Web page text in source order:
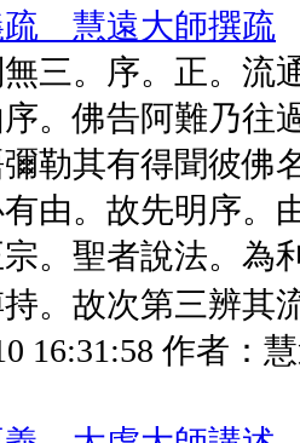
疏 慧遠大師撰疏
三。序。正。流
。佛告阿難乃往
勒其有得聞彼佛
由。故先明序。
。聖者說法。為
。故次第三辨其流
16:31:58 作者：